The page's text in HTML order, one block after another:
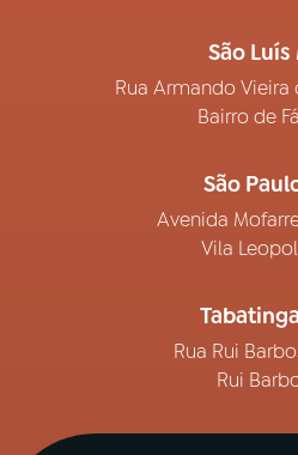
São Luís
Rua Armando Vieira
Bairro de
São
Avenida
Vila
Rua Rui
Rui